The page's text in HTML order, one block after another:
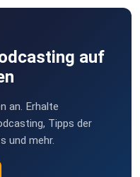
auf
an. Erhalte
Tipps der
und mehr.